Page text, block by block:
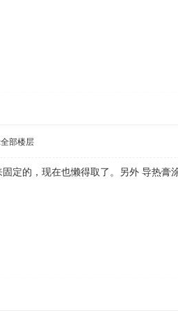
部楼层
定的，现在也懒得取了。另外 导热膏